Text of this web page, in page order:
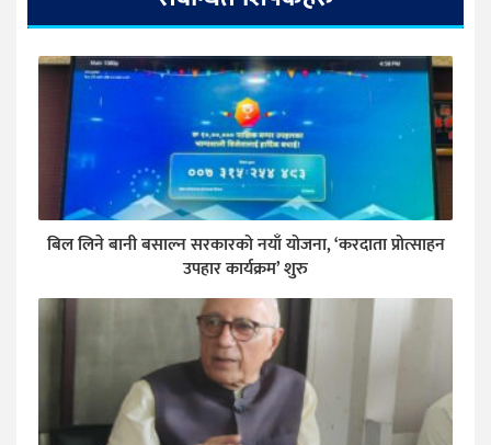
बिल लिने बानी बसाल्न सरकारको नयाँ योजना, ‘करदाता प्रोत्साहन
उपहार कार्यक्रम’ शुरु